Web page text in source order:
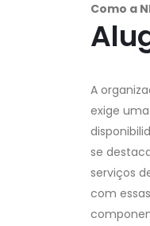
Como a
A
exige
se
serviços
com